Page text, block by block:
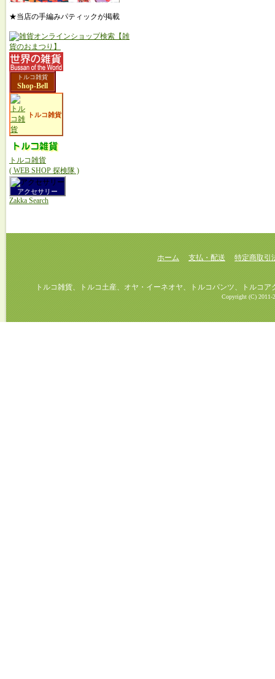
★当店の手編みパティックが掲載
トルコ雑貨
Shop-Bell
トルコ雑貨
トルコ雑貨
( WEB SHOP 探検隊 )
アクセサリー
Zakka Search
ホーム 支払・配送 特定商取引
トルコ雑貨、トルコ土産、オヤ・イーネオヤ、トルコパンツ、トルコアク
Copyright (C) 2011-